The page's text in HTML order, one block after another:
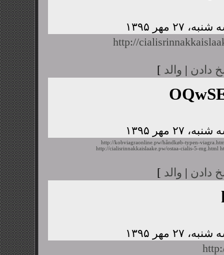
http://
دادن | والد ]
http://kobviagraonline.pw/håndkøb-typen-
http://cialisrinnakkaislaake.pw/ostaa-cialis-5-mg.html
دادن | والد ]